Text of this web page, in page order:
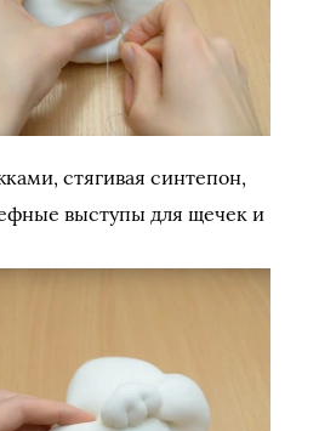
стягивая синтепон,
выступы для щечек и